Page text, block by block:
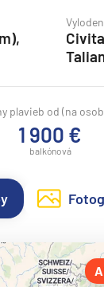
plavieb od (na
1 900 €
balkónová